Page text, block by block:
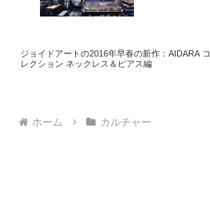
ジョイドアートの2016年早春の新作：AIDARA コ
レクション ネックレス＆ピアス編
ホーム カルチャー